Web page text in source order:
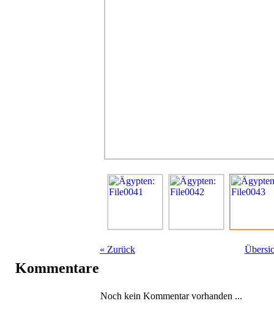
« Zurück
Kommentare
Noch kein Kommentar vorhanden ...